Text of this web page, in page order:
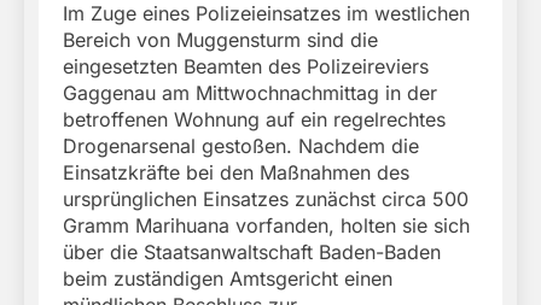
Im Zuge eines Polizeieinsatzes im westlichen
Bereich von Muggensturm sind die
eingesetzten Beamten des Polizeireviers
Gaggenau am Mittwochnachmittag in der
betroffenen Wohnung auf ein regelrechtes
Drogenarsenal gestoßen. Nachdem die
Einsatzkräfte bei den Maßnahmen des
ursprünglichen Einsatzes zunächst circa 500
Gramm Marihuana vorfanden, holten sie sich
über die Staatsanwaltschaft Baden-Baden
beim zuständigen Amtsgericht einen